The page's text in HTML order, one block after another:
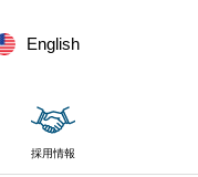
English
採用情報